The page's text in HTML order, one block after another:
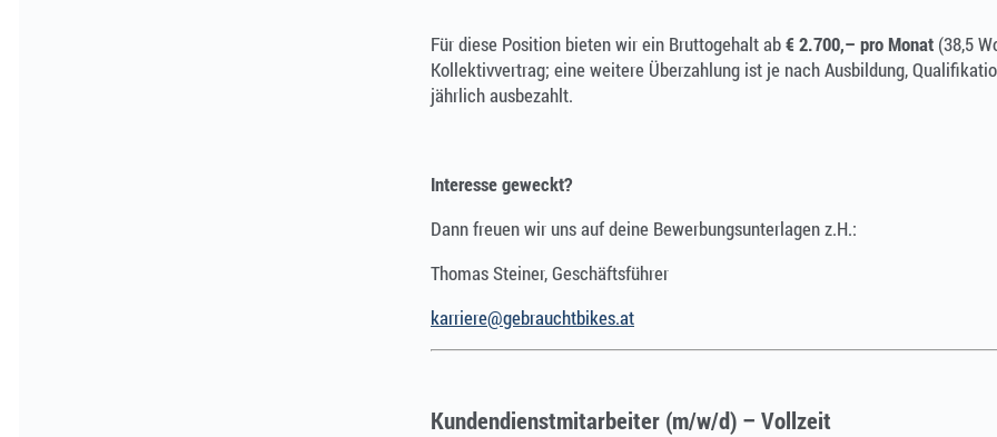
Für diese Position bieten wir ein Bruttogehalt ab€ 2.700,– pro Monat (38,5
Kollektivvertrag; eine weitere Überzahlung ist je nach Ausbildung,
jährlich ausbezahlt.
Interesse geweckt?
Dann freuen wir uns auf deine Bewerbungsunterlagen z.H.:
Thomas Steiner, Geschäftsführer
karriere@gebrauchtbikes.at
Kundendienstmitarbeiter (m/w/d) – Vollzeit